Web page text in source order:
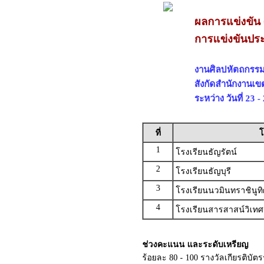
ผลการแข่งขัน
การแข่งขันปร
งานศิลปหัตถกรร
สังกัดสำนักงานเ
ระหว่าง วันที่ 23
ที่
1
โรงเรียนธัญรัตน์
2
โรงเรียนธัญบุรี
3
โรงเรียนนวมินทราชินู
4
โรงเรียนสารสาสน์วิเท
ช่วงคะแนน และระดับเหรียญ
ร้อยละ 80 - 100 รางวัลเกียรติบัต